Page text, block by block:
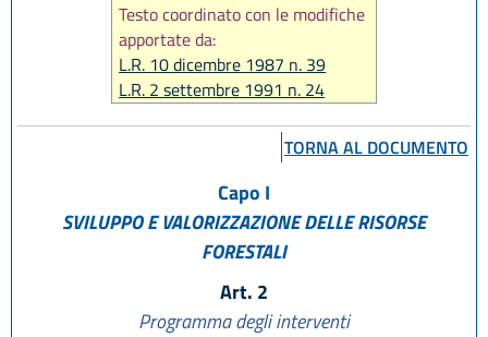
Testo coordinato con le modifiche
apportate da:
L.R. 10 dicembre 1987 n. 39
L.R. 2 settembre 1991 n. 24
L.R. 21 aprile 1999 n. 3
L.R. 13 novembre 2001 n. 38
L.R. 20 gennaio 2004 n. 2
L.R. 18 luglio 2014 n. 17
L.R. 18 luglio 2017, n. 16
L.R. 25 luglio 2025, n. 9
L.R. 28 luglio 2026, n. 9
TORNA AL DOCUMENTO
Capo I
SVILUPPO E VALORIZZAZIONE DELLE RISORSE
FORESTALI
Art. 2
Programma degli interventi